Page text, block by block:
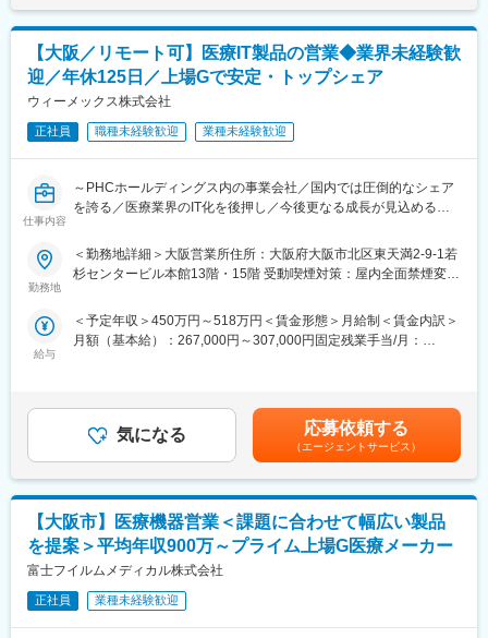
・1か月間の入社後研修あり
└社内専任担当者から、取り扱いシステムや医療事務について、
カリキュラムに沿った研修を受講し、基本知識を学んでいただき
ます。
■魅力ポイント：
・2025年度の累計導入数は約9,500台。クラウド電子カルテ導入
業界でのDX推進が進んでいくため、ビジネスチャンスが多い環境
です。
変更の範囲：会社の定める業務
与できます。
市場品質分析から出荷判定、プロセス改善まで幅広い経験を積め
るため、品質保証としてのスキルを一段上のレベルに高められま
す。
■部門について
日本を代表する大手ドラッグストア、調剤薬局チェーンをクライ
アントにトータルソリューションの提供を行っています。国内ト
ップシェアを誇る調剤薬局向けの電子薬歴システムをはじめ、エ
ンタープライズ企業への高い導入実績を強みに既存クライアント
アカウントマネージャーを中心に社内外のプリセールスエンジニ
ア、導入支援スタッフとプロジェクトチームを組成して案件に取
■働き方
■キャリアパス
■企業魅力
ウィーメックス株式会社はPHCグループのヘルスケアIT事業を担
い、電子カルテや医療情報システムで国内トップクラスのシェア
を持つ企業です。
医療DXの加速に対応し、企画から開発、販売を一体で行う体制を
整備。
医療現場の効率化と生活者のWell-beingへの貢献を目指し、デジ
タルヘルス事業を推進しています。
【大阪／リモート可】医療IT製品の営業◆業界未経験歓
迎／年休125日／上場Gで安定・トップシェア
ウィーメックス株式会社
正社員 職種未経験歓迎 業種未経験歓迎
仕事内容
～PHCホールディングス内の事業会社／国内では圧倒的なシェア
を誇る／医療業界のIT化を後押し／今後更なる成長が見込める業
■概要：
医療システムや周辺機器等の営業をお任せします。
紹介、展示会等をきっかけにアプローチすることが多く、飛び込
み営業などはありません。顧客の課題のヒアリング、ご提案から
導入までを担当し、アフターフォローは別職種の担当が行いま
す。
・サービス・商材…電子カルテ、医事コンピューター、診察券発
行機、電子薬歴システム、保険薬局用コンピュータ、患者情報共
・顧客：開業医、調剤薬局（顧客の属性：医者・薬剤師）※40～
50社を担当
勤務地
＜勤務地詳細＞大阪営業所住所：大阪府大阪市北区東天満2-9-1若
杉センタービル本館13階・15階 受動喫煙対策：屋内全面禁煙変更
給与
＜予定年収＞450万円～518万円＜賃金形態＞月給制＜賃金内訳＞
月額（基本給）：267,000円～307,000円固定残業手当/月：
給・賞与＞・賞与：年1回（7月）・昇給：ミッショングレード制
度による変更あり賃金はあくまでも目安の金額であり、選考を通
じて上下する可能性があります。月給(月額)は固定手当を含めた表
記です。
気になる 応募依頼する
（エージェントサービス）
【大阪市】医療機器営業＜課題に合わせて幅広い製品
を提案＞平均年収900万～プライム上場G医療メーカー
富士フイルムメディカル株式会社
正社員 業種未経験歓迎